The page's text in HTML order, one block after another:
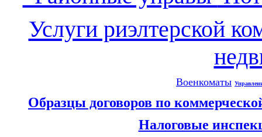
Услуги риэлтерской
Военкоматы
Образцы договоров по
Налоговые